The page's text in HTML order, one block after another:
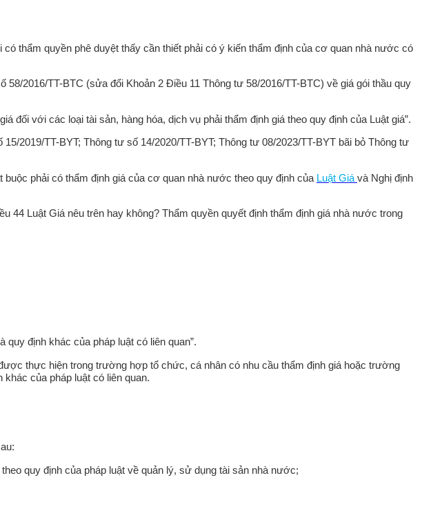
thẩm quyền phê duyệt thấy cần thiết phải có ý kiến thẩm định của cơ quan nhà nước có
58/2016/TT-BTC (sửa đổi Khoản 2 Điều 11 Thông tư 58/2016/TT-BTC) về giá gói thầu quy
đối với các loại tài sản, hàng hóa, dịch vụ phải thẩm định giá theo quy định của Luật giá”.
2019/TT-BYT; Thông tư số 14/2020/TT-BYT; Thông tư 08/2023/TT-BYT bãi bỏ Thông tư
phải có thẩm định giá của cơ quan nhà nước theo quy định của Luật Giá và Nghị định
Luật Giá nêu trên hay không? Thẩm quyền quyết định thẩm định giá nhà nước trong
định khác của pháp luật có liên quan”.
thực hiện trong trường hợp tổ chức, cá nhân có nhu cầu thẩm định giá hoặc trường
của pháp luật có liên quan.
quy định của pháp luật về quản lý, sử dụng tài sản nhà nước;